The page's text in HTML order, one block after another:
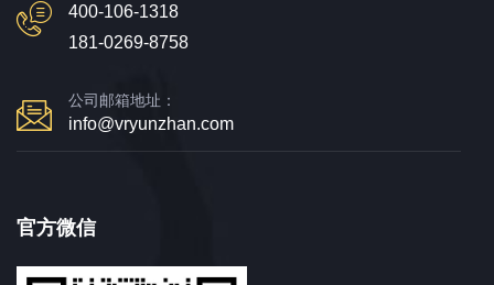
400-106-1318
181-0269-8758
公司邮箱地址：
info@vryunzhan.com
官方微信